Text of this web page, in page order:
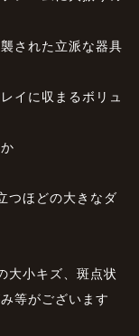
された立派な器具
イに収まるボリュ
つほどの大きなダ
大小キズ、斑点状
等がございます